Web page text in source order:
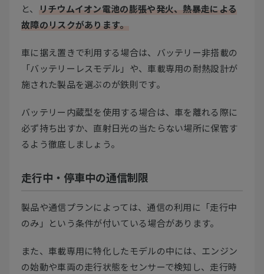
と、
リチウムイオン電池の膨張や発火、熱暴走による
故障のリスクがあります。
車に据え置きで利用する場合は、バッテリー非搭載の
「バッテリーレスモデル」や、車載専用の耐熱設計が
施された製品を選ぶのが鉄則です。
バッテリー内蔵型を使用する場合は、車を離れる際に
必ず持ち出すか、直射日光の当たらない場所に保管す
るよう徹底しましょう。
走行中・停車中の通信制限
製品や通信プランによっては、通信の利用に「走行中
のみ」という条件が付いている場合があります。
また、車載専用に特化したモデルの中には、エンジン
の始動や車両の走行状態をセンサーで検知し、走行時